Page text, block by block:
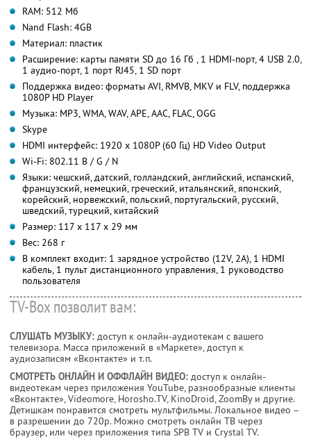
RAM: 512 Мб
Nand Flash: 4GB
Материал: пластик
Расширение: карты памяти SD до 16 Гб , 1 HDMI-порт, 4 USB 2.0,
1 аудио-порт, 1 порт RJ45, 1 SD порт
Поддержка видео: форматы AVI, RMVB, MKV и FLV, поддержка
1080P HD Player
Музыка: MP3, WMA, WAV, APE, AAC, FLAC, OGG
Skype
HDMI интерфейс: 1920 х 1080P (60 Гц) HD Video Output
Wi-Fi: 802.11 B / G / N
Языки: чешский, датский, голландский, английский, испанский,
французский, немецкий, греческий, итальянский, японский,
корейский, норвежский, польский, португальский, русский,
шведский, турецкий, китайский
Размер: 117 х 117 х 29 мм
Вес: 268 г
В комплект входит: 1 зарядное устройство (12V, 2A), 1 HDMI
кабель, 1 пульт дистанционного управления, 1 руководство
пользователя
TV-Box позволит вам:
СЛУШАТЬ МУЗЫКУ: доступ к онлайн-аудиотекам с вашего
телевизора. Масса приложений в «Маркете», доступ к
аудиозаписям «Вконтакте» и т.п.
СМОТРЕТЬ ОНЛАЙН И ОФФЛАЙН ВИДЕО: доступ к онлайн-
видеотекам через приложения YouTube, разнообразные клиенты
«Вконтакте», Videomore, Horosho.TV, KinoDroid, ZoomBy и другие.
Детишкам понравится смотреть мультфильмы. Локальное видео –
в разрешении до 720p. Можно смотреть онлайн ТВ через
браузер, или через приложения типа SPB TV и Crystal TV.